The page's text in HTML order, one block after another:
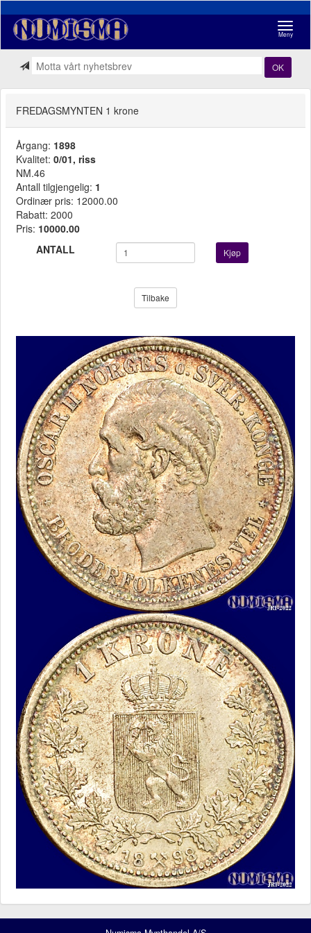
Meny
OK
FREDAGSMYNTEN 1 krone
Årgang: 1898
Kvalitet: 0/01, riss
NM.46
Antall tilgjengelig: 1
Ordinær pris: 12000.00
Rabatt: 2000
Pris: 10000.00
ANTALL
Kjøp
Tilbake